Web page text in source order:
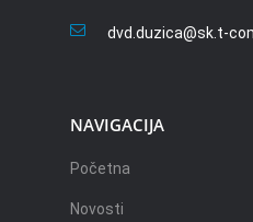
dvd.duzica@sk.t-
NAVIGACIJA
Početna
Novosti